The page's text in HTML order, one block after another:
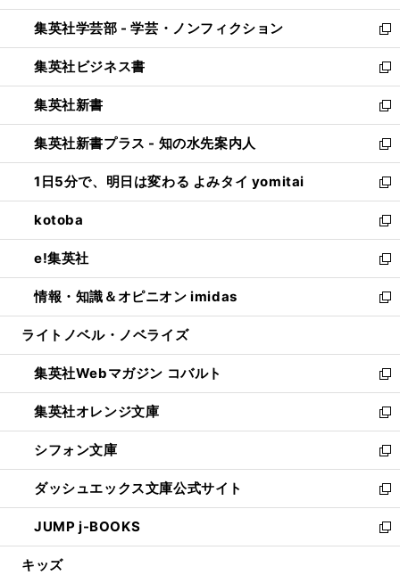
開
く
ウ
で
開
く
ン
ド
ウ
で
開
く
ウ
ィ
ン
ド
ウ
で
開
く
集英社学芸部 - 学芸・ノンフィクション
新
し
い
ウ
ィ
ン
ド
ウ
で
開
く
集英社ビジネス書
新
し
い
ウ
ィ
ン
ド
ウ
で
開
く
集英社新書
新
し
い
ウ
ィ
ン
ド
ウ
で
開
く
集英社新書プラス - 知の水先案内人
新
し
い
ウ
ィ
ン
ド
ウ
で
開
1日5分で、明日は変わる よみタイ yomitai
新
し
い
ウ
ィ
ン
ド
ウ
開
く
kotoba
新
し
い
ウ
ィ
ン
ウ
で
開
く
e!集英社
新
し
い
ウ
ン
ド
ウ
で
開
く
情報・知識＆オピニオン imidas
新
し
ウ
ィ
ン
ド
ウ
で
開
く
ライトノベル・ノベライズ
集英社Webマガジン コバルト
新
し
い
ウ
ィ
ン
ド
ウ
で
開
集英社オレンジ文庫
新
し
い
ウ
ィ
ン
ド
ウ
シフォン文庫
新
し
い
ウ
ィ
ン
ダッシュエックス文庫公式サイト
新
し
い
ウ
JUMP j-BOOKS
新
し
キッズ